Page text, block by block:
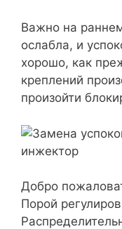
Важно на
ослабла, и
хорошо, как
креплений
произойти
Добро
Порой